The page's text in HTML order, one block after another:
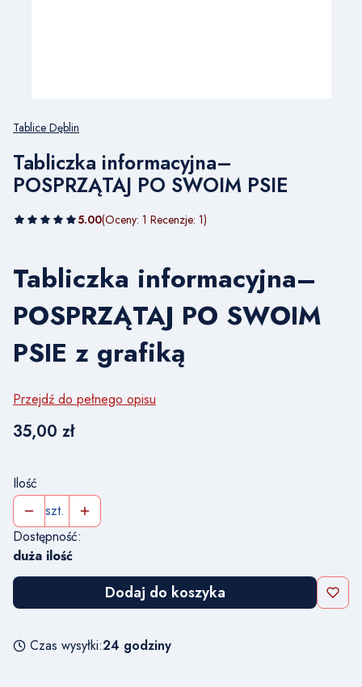
Tablice Dęblin
Tabliczka informacyjna–
POSPRZĄTAJ PO SWOIM PSIE
5.00(Oceny: 1 Recenzje: 1)
Tabliczka informacyjna–
POSPRZĄTAJ PO SWOIM
PSIE z grafiką
Przejdź do pełnego opisu
Cena
35,00 zł
Ilość
szt.
Dostępność:
duża ilość
Dodaj do koszyka
Czas wysyłki:24 godziny